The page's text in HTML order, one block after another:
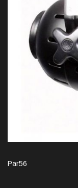
Par56